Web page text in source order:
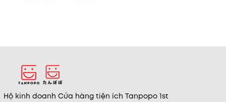
Hộ kinh doanh Cửa hàng tiện ích Tanpopo 1st